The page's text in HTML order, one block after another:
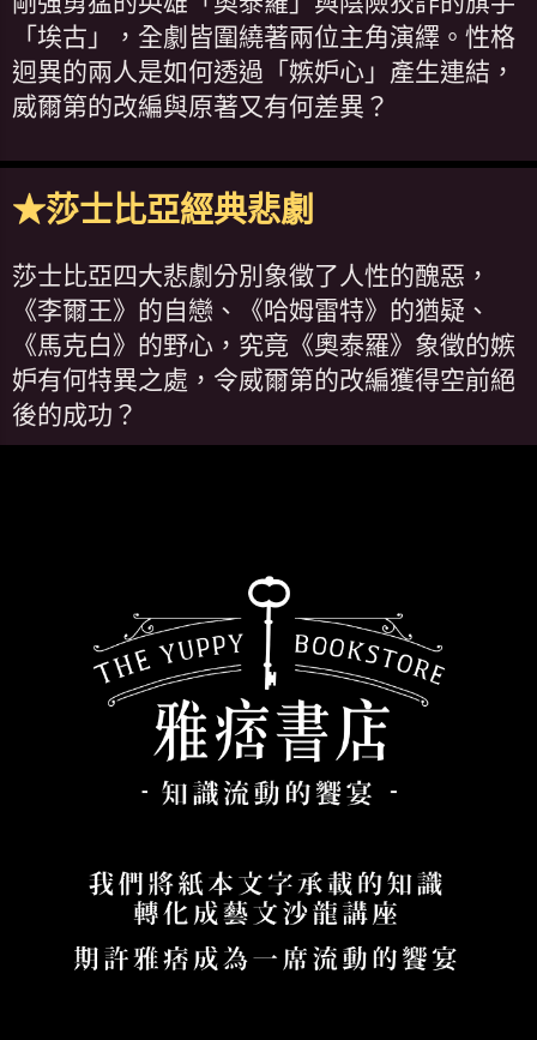
「埃古」，全劇皆圍繞著兩位主角演繹。性格
迥異的兩人是如何透過「嫉妒心」產生連結，
威爾第的改編與原著又有何差異？
★莎士比亞經典悲劇
莎士比亞四大悲劇分別象徵了人性的醜惡，
《李爾王》的自戀、《哈姆雷特》的猶疑、
《馬克白》的野心，究竟《奧泰羅》象徵的嫉
妒有何特異之處，令威爾第的改編獲得空前絕
後的成功？